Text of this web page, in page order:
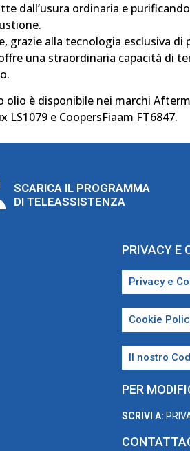
dall’usura ordinaria e
grazie alla tecnologia esclusiva
una straordinaria capacità di
olio è disponibile nei marchi
LS1079 e CoopersFiaam FT6847.
SCARICA IL PROGRAMMA
DI TELEASSISTENZA
PRIVACY E
Privacy e
Cookie
Il nostro
PER
SCRIVI A: